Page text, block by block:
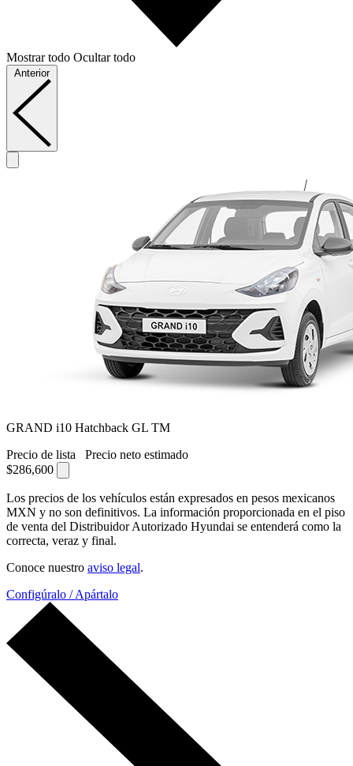
Mostrar todo Ocultar todo
Anterior
GRAND i10 Hatchback GL TM
Precio de lista
Precio neto estimado
$286,600
Los precios de los vehículos están expresados en pesos mexicanos
MXN y no son definitivos. La información proporcionada en el piso
de venta del Distribuidor Autorizado Hyundai se entenderá como la
correcta, veraz y final.
Conoce nuestro aviso legal.
Configúralo / Apártalo